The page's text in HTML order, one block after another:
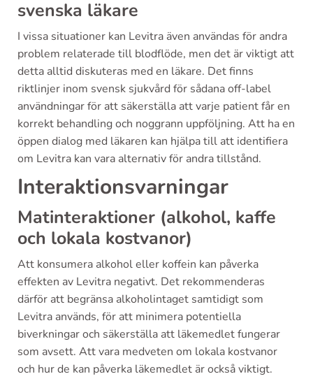
svenska läkare
I vissa situationer kan Levitra även användas för andra
problem relaterade till blodflöde, men det är viktigt att
detta alltid diskuteras med en läkare. Det finns
riktlinjer inom svensk sjukvård för sådana off-label
användningar för att säkerställa att varje patient får en
korrekt behandling och noggrann uppföljning. Att ha en
öppen dialog med läkaren kan hjälpa till att identifiera
om Levitra kan vara alternativ för andra tillstånd.
Interaktionsvarningar
Matinteraktioner (alkohol, kaffe
och lokala kostvanor)
Att konsumera alkohol eller koffein kan påverka
effekten av Levitra negativt. Det rekommenderas
därför att begränsa alkoholintaget samtidigt som
Levitra används, för att minimera potentiella
biverkningar och säkerställa att läkemedlet fungerar
som avsett. Att vara medveten om lokala kostvanor
och hur de kan påverka läkemedlet är också viktigt.